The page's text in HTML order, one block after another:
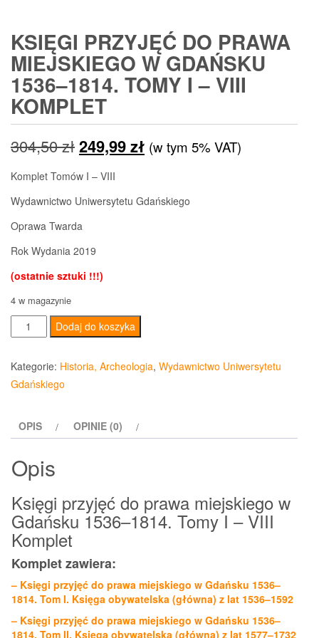
KSIĘGI PRZYJĘĆ DO PRAWA
MIEJSKIEGO W GDAŃSKU
1536–1814. TOMY I – VIII
KOMPLET
304,50złPierwotna
cena
wynosiła:
304,50 zł.
249,99złAktualna
wynosi:
(w tym 5% VAT)
Komplet Tomów I – VIII
Wydawnictwo Uniwersytetu Gdańskiego
Oprawa Twarda
Rok Wydania 2019
(ostatnie sztuki !!!)
4 w magazynie
ilość
Księgi
przyjęć
do
1536–
1814.
Tomy
I
-
Komplet
Dodaj do koszyka
Kategorie: Historia, Archeologia, Wydawnictwo Uniwersytetu
Gdańskiego
OPIS OPINIE (0)
Opis
Księgi przyjęć do prawa miejskiego w
Gdańsku 1536–1814. Tomy I – VIII
Komplet
Komplet zawiera:
– Księgi przyjęć do prawa miejskiego w Gdańsku 1536–
1814. Tom I. Księga obywatelska (główna) z lat 1536–1592
– Księgi przyjęć do prawa miejskiego w Gdańsku 1536–
1814. Tom II. Księga obywatelska (główna) z lat 1577–1732